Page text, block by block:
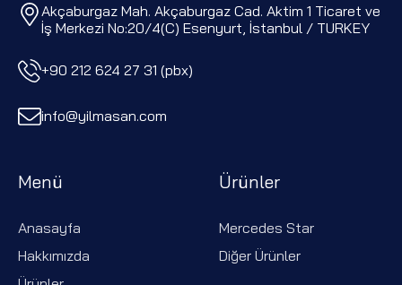
Akçaburgaz Mah. Akçaburgaz Cad. Aktim 1 Ticaret ve
İş Merkezi No:20/4(C) Esenyurt, İstanbul / TURKEY
+90 212 624 27 31 (pbx)
info@yilmasan.com
Menü
Anasayfa
Hakkımızda
Ürünler
Mercedes Star
Diğer Ürünler